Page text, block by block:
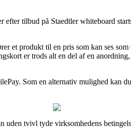
tilbud på Staedtler whiteboard
et produkt til en pris som kan ses
er trods alt en del af en
Som en alternativ mulighed kan
uden tvivl tyde virksomhedens